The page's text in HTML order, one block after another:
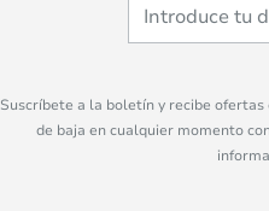
Suscríbete a la boletín y recibe
de baja en cualquier momento